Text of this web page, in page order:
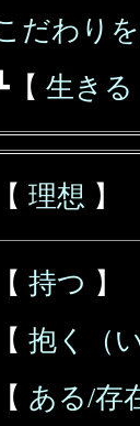
だわり
【 生きる
【 理想 】
【 持つ 】
【 抱く（
【 ある/存